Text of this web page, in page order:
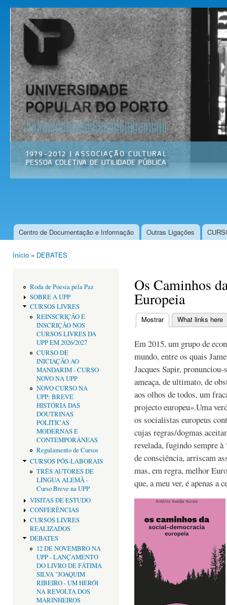
Universidade
Popular do
Porto
Associação
Cultural
Menu principal
Centro de Documentação e Informação Outras Ligações
Início » DEBATES
Roda de Poesia pela Paz
SOBRE A UPP
CURSOS LIVRES
REINSCRIÇÃO E
INSCRIÇÃO NOS
CURSOS LIVRES DA
UPP EM 2026/2027
CURSO DE
INICIAÇÃO AO
MANDARIM - CURSO
NOVO NA UPP
NOVO CURSO NA
UPP: BREVE
HISTÓRIA DAS
DOUTRINAS
POLÍTICAS
MODERNAS E
CONTEMPORÂNEAS
Regulamento de Cursos
CURSOS PÓS-LABORAIS
TRÊS AUTORES DE
LÍNGUA ALEMÃ -
Curso Breve na UPP
VISITAS DE ESTUDO
CONFERÊNCIAS
CURSOS LIVRES
REALIZADOS
DEBATES
12 DE NOVEMBRO NA
UPP - LANÇAMENTO
DO LIVRO DE FÁTIMA
SILVA "JOAQUIM
RIBEIRO - UM HERÓI
NA REVOLTA DOS
MARINHEIROS
Os Caminhos
Europeia
Separadores
Mostrar(separador ativo)
What links here
Em 2015, um grupo de
mundo, entre os quais
Jacques Sapir,
ameaça, de ultimato, de
aos olhos de todos, um
projecto europeu».Uma
os socialistas europeus
cujas regras/dogmas
revelada, fugindo sempre à
de consciência, arriscam
mas, em regra, melhor
que, a meu ver, é apenas a